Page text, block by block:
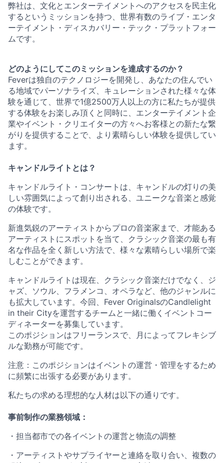
弊社は、文化とエンターテイメントへのアクセスを民主化
するというミッションを持つ、世界有数のライブ・エンタ
ーテイメント・ディスカバリー・テック・プラットフォー
ムです。
どのようにしてこのミッションを達成するのか？
Feverは独自のテクノロジーを開発し、あなたの住んでい
る地域でパーソナライズ、キュレーションされた様々な体
験を通じて、世界で1億2500万人以上の方に私たちが提供
する体験をお楽しみ頂くと同時に、エンターテイメント企
業やイベント・クリエイターの方々へお客様との新たな繋
がりを提供することで、より素晴らしい体験を提供してい
ます。
キャンドルライトとは？
キャンドルライト・コンサートは、キャンドルの灯りの美
しい雰囲気によって創り出される、ユニークな音楽と感覚
の体験です。
新進気鋭のアーティストからプロの音楽家まで、才能ある
アーティストにスポットを当て、クラシック音楽の最も有
名な作品を全く新しい方法で、様々な素晴らしい場所で楽
しむことができます。
キャンドルライトは現在、クラシック音楽だけでなく、ジ
ャズ、ソウル、フラメンコ、オペラなど、他のジャンルに
も拡大しています。今回、Fever OriginalsのCandlelight
in their Cityを運営するチームと一緒に働くイベントコー
ディネーターを募集しています。
このポジションはフリーランスで、月によってフレキシブ
ルな勤務が可能です。
注意：このポジションはイベントの運営・管理をするため
に頻繁に出張する必要があります。
私たちの求める理想的な人材は以下の通りです。
事前制作の業務領域：
・担当都市での各イベントの運営と物流の調整
・アーティストやサプライヤーと連絡を取り合い、複数の